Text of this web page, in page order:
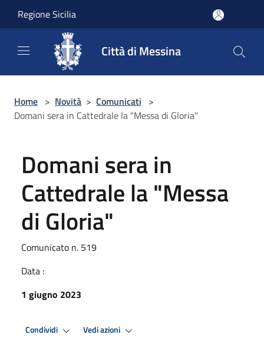
Regione Sicilia
Città di Messina
Home > Novità > Comunicati >
Domani sera in Cattedrale la "Messa di Gloria"
Domani sera in
Cattedrale la "Messa
di Gloria"
Comunicato n. 519
Data :
1 giugno 2023
Condividi Vedi azioni